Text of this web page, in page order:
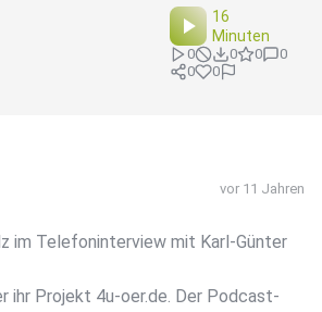
16
Minuten
0 0 0
0
0
0
vor 11 Jahren
im Telefoninterview mit Karl-Günter
ihr Projekt 4u-oer.de. Der Podcast-